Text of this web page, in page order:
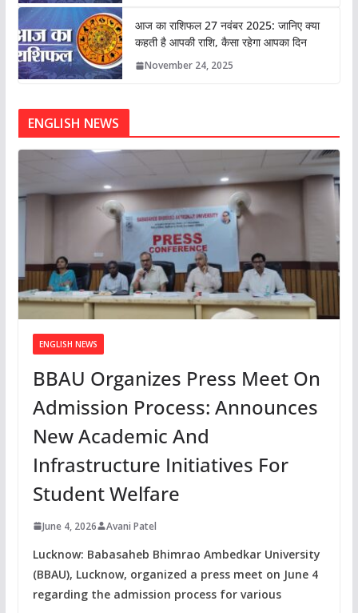
आज का राशिफल 27 नवंबर 2025: जानिए क्या
कहती है आपकी राशि, कैसा रहेगा आपका दिन
November 24, 2025
ENGLISH NEWS
ENGLISH NEWS
BBAU Organizes Press Meet On
Admission Process: Announces
New Academic And
Infrastructure Initiatives For
Student Welfare
June 4, 2026 Avani Patel
Lucknow: Babasaheb Bhimrao Ambedkar University
(BBAU), Lucknow, organized a press meet on June 4
regarding the admission process for various